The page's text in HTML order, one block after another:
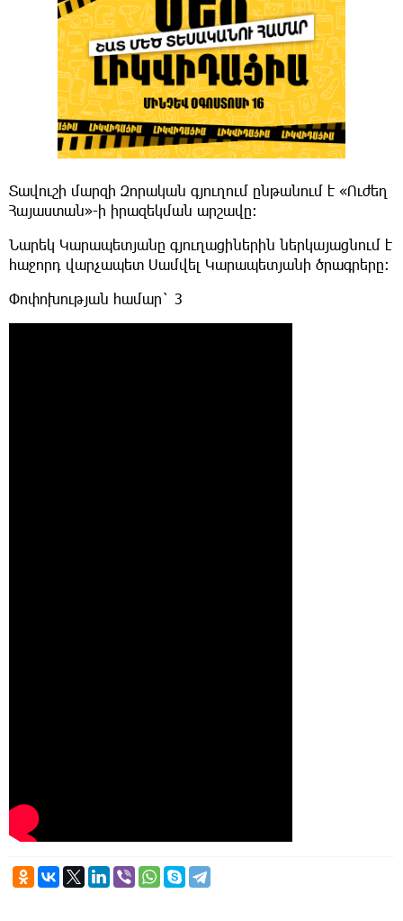
Տավուշի մարզի Զորական գյուղում ընթանում է «Ուժեղ
Հայաստան»-ի իրազեկման արշավը։
Նարեկ Կարապետյանը գյուղացիներին ներկայացնում է
հաջորդ վարչապետ Սամվել Կարապետյանի ծրագրերը։
Փոփոխության համար` 3